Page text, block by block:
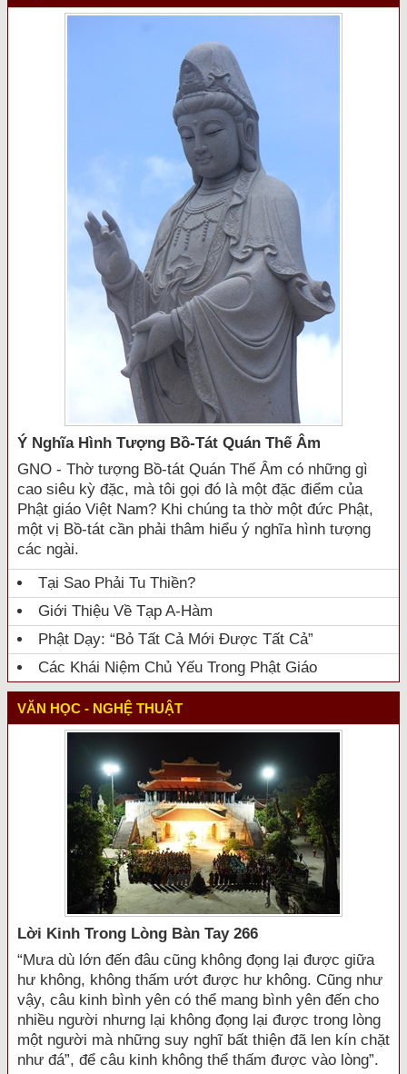
Ý Nghĩa Hình Tượng Bồ-Tát Quán Thế Âm
GNO - Thờ tượng Bồ-tát Quán Thế Âm có những gì
cao siêu kỳ đặc, mà tôi gọi đó là một đặc điểm của
Phật giáo Việt Nam? Khi chúng ta thờ một đức Phật,
một vị Bồ-tát cần phải thâm hiểu ý nghĩa hình tượng
các ngài.
Tại Sao Phải Tu Thiền?
Giới Thiệu Về Tạp A-Hàm
Phật Dạy: “Bỏ Tất Cả Mới Được Tất Cả”
Các Khái Niệm Chủ Yếu Trong Phật Giáo
VĂN HỌC - NGHỆ THUẬT
Lời Kinh Trong Lòng Bàn Tay 266
“Mưa dù lớn đến đâu cũng không đọng lại được giữa
hư không, không thấm ướt được hư không. Cũng như
vậy, câu kinh bình yên có thể mang bình yên đến cho
nhiều người nhưng lại không đọng lại được trong lòng
một người mà những suy nghĩ bất thiện đã len kín chặt
như đá”, để câu kinh không thể thấm được vào lòng”.